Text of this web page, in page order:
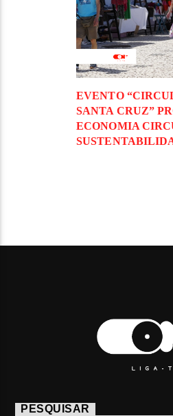
EVENTO
SANTA CRUZ”
ECONOMIA
PESQUISAR